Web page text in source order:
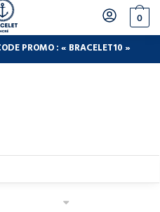
0
PROMO : « BRACELET10 »